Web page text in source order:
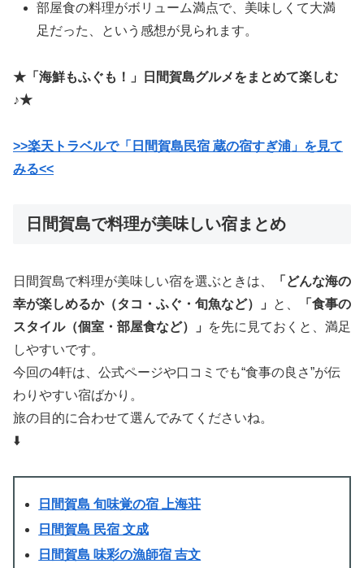
部屋食の料理がボリューム満点で、美味しくて大満
足だった、という感想が見られます。
★「海鮮もふぐも！」日間賀島グルメをまとめて楽しむ
♪★
>>楽天トラベルで「日間賀島民宿 蔵の宿すぎ浦」を見て
みる<<
日間賀島で料理が美味しい宿まとめ
日間賀島で料理が美味しい宿を選ぶときは、
「どんな海の
幸が楽しめるか（タコ・ふぐ・旬魚など）」
と、
「食事の
スタイル（個室・部屋食など）」
を先に見ておくと、満足
しやすいです。
今回の4軒は、公式ページや口コミでも“食事の良さ”が伝
わりやすい宿ばかり。
旅の目的に合わせて選んでみてくださいね。
⬇️
日間賀島 旬味覚の宿 上海荘
日間賀島 民宿 文成
日間賀島 味彩の漁師宿 吉文